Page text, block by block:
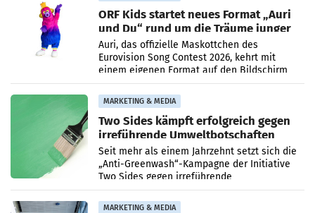
ORF Kids startet neues Format „Auri
und Du“ rund um die Träume junger
Menschen
Auri, das offizielle Maskottchen des
Eurovision Song Contest 2026, kehrt mit
einem eigenen Format auf den Bildschirm
zurück. In der neuen Sendung „Auri und Du“
bei ORF Kids steht
MARKETING & MEDIA
Two Sides kämpft erfolgreich gegen
irreführende Umweltbotschaften
beim Papiereinsatz
Seit mehr als einem Jahrzehnt setzt sich die
„Anti-Greenwash“-Kampagne der Initiative
Two Sides gegen irreführende
Umweltaussagen bei Papierkommunikation
und papierbasierten Verpackungen
MARKETING & MEDIA